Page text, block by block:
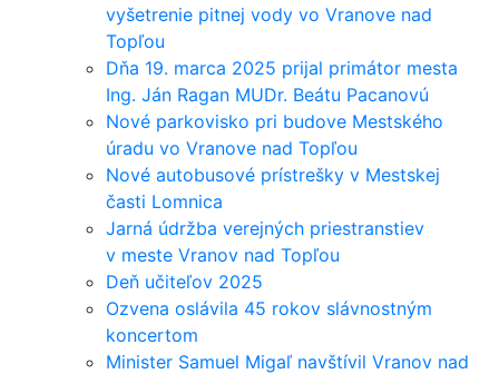
vyšetrenie pitnej vody vo Vranove nad
Topľou
Dňa 19. marca 2025 prijal primátor mesta
Ing. Ján Ragan MUDr. Beátu Pacanovú
Nové parkovisko pri budove Mestského
úradu vo Vranove nad Topľou
Nové autobusové prístrešky v Mestskej
časti Lomnica
Jarná údržba verejných priestranstiev
v meste Vranov nad Topľou
Deň učiteľov 2025
Ozvena oslávila 45 rokov slávnostným
koncertom
Minister Samuel Migaľ navštívil Vranov nad